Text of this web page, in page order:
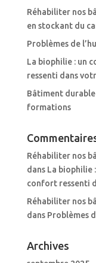
Réhabiliter nos
en stockant du
Problèmes de
La biophilie : un
ressenti dans
Bâtiment
formations
Réhabiliter nos
dans La biophilie
confort ressenti
Réhabiliter nos
dans Problèmes
Archives